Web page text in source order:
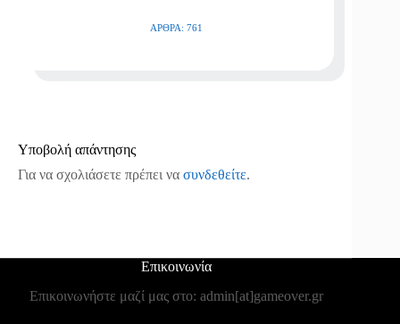
ΆΡΘΡΑ: 761
Υποβολή απάντησης
Για να σχολιάσετε πρέπει να συνδεθείτε.
Επικοινωνία
Επικοινωνήστε μαζί μας στο: admin[at]gameover.gr